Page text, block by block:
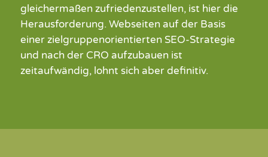
gleichermaßen zufriedenzustellen, ist hier die
Herausforderung. Webseiten auf der Basis
einer zielgruppenorientierten SEO-Strategie
und nach der CRO aufzubauen ist
zeitaufwändig, lohnt sich aber definitiv.